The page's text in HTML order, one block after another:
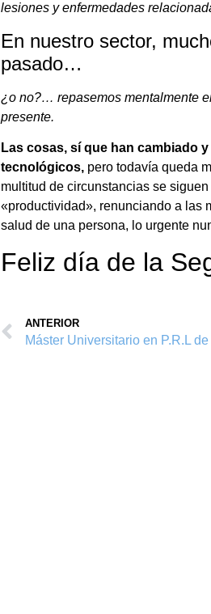
lesiones y enfermedades
En nuestro sector,
pasado…
¿o no?… repasemos mentalmente
presente.
Las cosas, sí que han cambiado
tecnológicos, pero todavía queda
multitud de circunstancias se
«productividad», renunciando a las
salud de una persona, lo urgente
Feliz día de la
ANTERIOR
Máster Universitario en P.R.L